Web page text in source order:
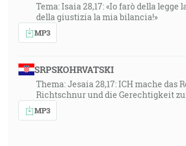
Tema: Isaia 28,17: «Io farò della legge
della giustizia la mia bilancia!»
MP3
SRPSKOHRVATSKI
Thema: Jesaia 28,17: ICH mache das
Richtschnur und die Gerechtigkeit
MP3